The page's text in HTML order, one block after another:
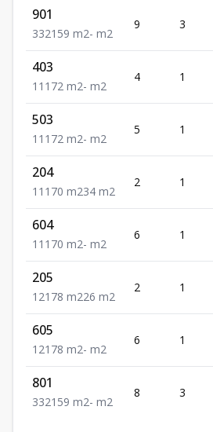
901
332159 m2- m2
9 3
403
1 1 1 72 m2- m2
4 1
503
1 1 1 72 m2- m2
5 1
204
1 1 1 70 m234 m2
2 1
604
1 1 1 70 m2- m2
6 1
205
1 21 78 m226 m2
2 1
605
1 21 78 m2- m2
6 1
801
332159 m2- m2
8 3